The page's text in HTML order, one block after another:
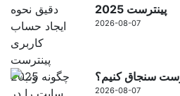
پینترست 2025
2026-08-07
سنجاق کنیم؟
2026-08-07